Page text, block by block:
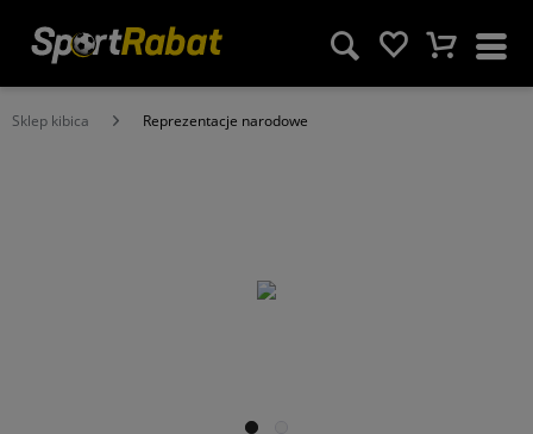
Sklep kibica Reprezentacje narodowe